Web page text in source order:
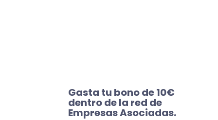
Gasta tu bono de 10€
dentro de la red de
Empresas Asociadas.